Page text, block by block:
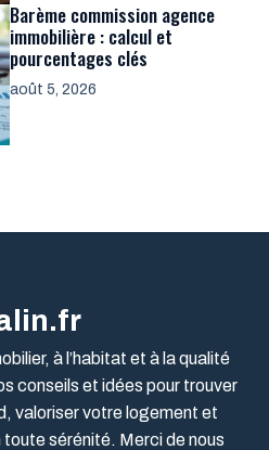
Barème commission agence
immobilière : calcul et
pourcentages clés
août 5, 2026
à l’habitat et à la qualité
conseils et idées pour trouver
valoriser votre logement et
sérénité. Merci de nous